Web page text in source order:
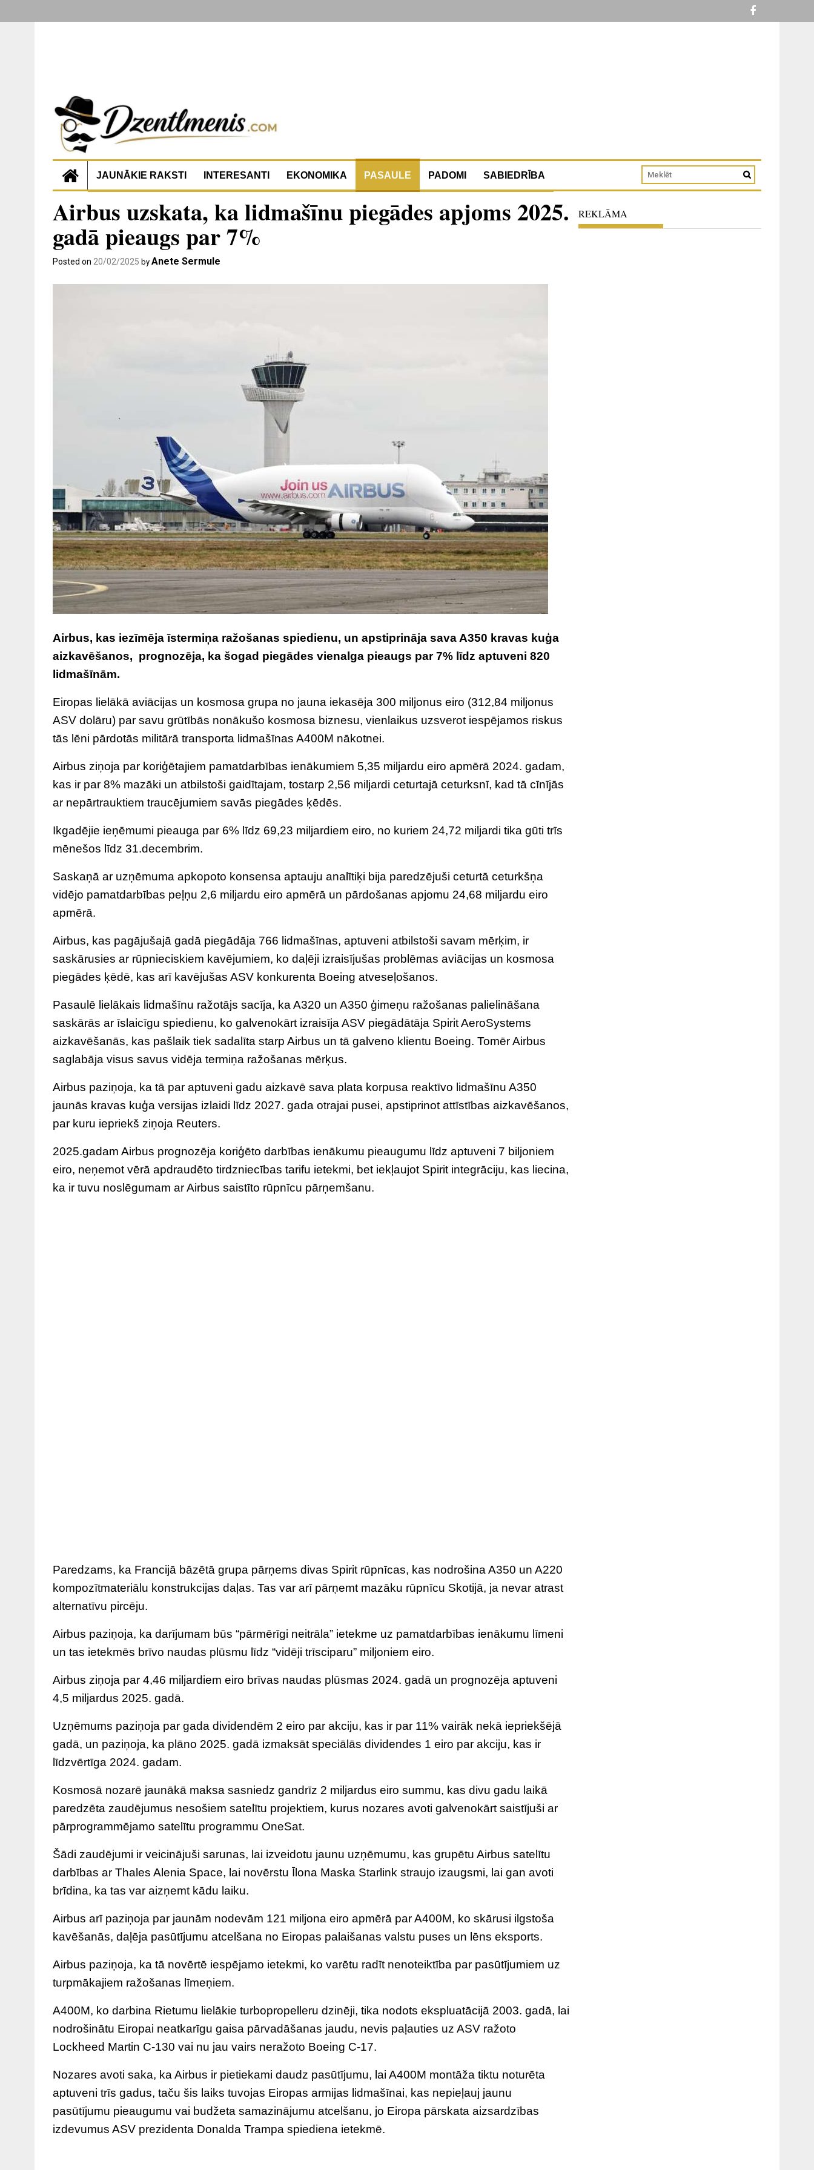
JAUNĀKIE RAKSTI INTERESANTI EKONOMIKA PASAULE PADOMI SABIEDRĪBA
Airbus uzskata, ka lidmašīnu piegādes apjoms 2025.
gadā pieaugs par 7%
Posted on 20/02/2025 by Anete Sermule
Airbus, kas iezīmēja īstermiņa ražošanas spiedienu, un apstiprināja sava A350 kravas kuģa
aizkavēšanos, prognozēja, ka šogad piegādes vienalga pieaugs par 7% līdz aptuveni 820
lidmašīnām.
Eiropas lielākā aviācijas un kosmosa grupa no jauna iekasēja 300 miljonus eiro (312,84 miljonus
ASV dolāru) par savu grūtībās nonākušo kosmosa biznesu, vienlaikus uzsverot iespējamos riskus
tās lēni pārdotās militārā transporta lidmašīnas A400M nākotnei.
Airbus ziņoja par koriģētajiem pamatdarbības ienākumiem 5,35 miljardu eiro apmērā 2024. gadam,
kas ir par 8% mazāki un atbilstoši gaidītajam, tostarp 2,56 miljardi ceturtajā ceturksnī, kad tā cīnījās
ar nepārtrauktiem traucējumiem savās piegādes ķēdēs.
Ikgadējie ieņēmumi pieauga par 6% līdz 69,23 miljardiem eiro, no kuriem 24,72 miljardi tika gūti trīs
mēnešos līdz 31.decembrim.
Saskaņā ar uzņēmuma apkopoto konsensa aptauju analītiķi bija paredzējuši ceturtā ceturkšņa
vidējo pamatdarbības peļņu 2,6 miljardu eiro apmērā un pārdošanas apjomu 24,68 miljardu eiro
apmērā.
Airbus, kas pagājušajā gadā piegādāja 766 lidmašīnas, aptuveni atbilstoši savam mērķim, ir
saskārusies ar rūpnieciskiem kavējumiem, ko daļēji izraisījušas problēmas aviācijas un kosmosa
piegādes ķēdē, kas arī kavējušas ASV konkurenta Boeing atveseļošanos.
Pasaulē lielākais lidmašīnu ražotājs sacīja, ka A320 un A350 ģimeņu ražošanas palielināšana
saskārās ar īslaicīgu spiedienu, ko galvenokārt izraisīja ASV piegādātāja Spirit AeroSystems
aizkavēšanās, kas pašlaik tiek sadalīta starp Airbus un tā galveno klientu Boeing. Tomēr Airbus
saglabāja visus savus vidēja termiņa ražošanas mērķus.
Airbus paziņoja, ka tā par aptuveni gadu aizkavē sava plata korpusa reaktīvo lidmašīnu A350
jaunās kravas kuģa versijas izlaidi līdz 2027. gada otrajai pusei, apstiprinot attīstības aizkavēšanos,
par kuru iepriekš ziņoja Reuters.
2025.gadam Airbus prognozēja koriģēto darbības ienākumu pieaugumu līdz aptuveni 7 biljoniem
eiro, neņemot vērā apdraudēto tirdzniecības tarifu ietekmi, bet iekļaujot Spirit integrāciju, kas liecina,
ka ir tuvu noslēgumam ar Airbus saistīto rūpnīcu pārņemšanu.
Paredzams, ka Francijā bāzētā grupa pārņems divas Spirit rūpnīcas, kas nodrošina A350 un A220
kompozītmateriālu konstrukcijas daļas. Tas var arī pārņemt mazāku rūpnīcu Skotijā, ja nevar atrast
alternatīvu pircēju.
Airbus paziņoja, ka darījumam būs “pārmērīgi neitrāla” ietekme uz pamatdarbības ienākumu līmeni
un tas ietekmēs brīvo naudas plūsmu līdz “vidēji trīsciparu” miljoniem eiro.
Airbus ziņoja par 4,46 miljardiem eiro brīvas naudas plūsmas 2024. gadā un prognozēja aptuveni
4,5 miljardus 2025. gadā.
Uzņēmums paziņoja par gada dividendēm 2 eiro par akciju, kas ir par 11% vairāk nekā iepriekšējā
gadā, un paziņoja, ka plāno 2025. gadā izmaksāt speciālās dividendes 1 eiro par akciju, kas ir
līdzvērtīga 2024. gadam.
Kosmosā nozarē jaunākā maksa sasniedz gandrīz 2 miljardus eiro summu, kas divu gadu laikā
paredzēta zaudējumus nesošiem satelītu projektiem, kurus nozares avoti galvenokārt saistījuši ar
pārprogrammējamo satelītu programmu OneSat.
Šādi zaudējumi ir veicinājuši sarunas, lai izveidotu jaunu uzņēmumu, kas grupētu Airbus satelītu
darbības ar Thales Alenia Space, lai novērstu Īlona Maska Starlink straujo izaugsmi, lai gan avoti
brīdina, ka tas var aizņemt kādu laiku.
Airbus arī paziņoja par jaunām nodevām 121 miljona eiro apmērā par A400M, ko skārusi ilgstoša
kavēšanās, daļēja pasūtījumu atcelšana no Eiropas palaišanas valstu puses un lēns eksports.
Airbus paziņoja, ka tā novērtē iespējamo ietekmi, ko varētu radīt nenoteiktība par pasūtījumiem uz
turpmākajiem ražošanas līmeņiem.
A400M, ko darbina Rietumu lielākie turbopropelleru dzinēji, tika nodots ekspluatācijā 2003. gadā, lai
nodrošinātu Eiropai neatkarīgu gaisa pārvadāšanas jaudu, nevis paļauties uz ASV ražoto
Lockheed Martin C-130 vai nu jau vairs neražoto Boeing C-17.
Nozares avoti saka, ka Airbus ir pietiekami daudz pasūtījumu, lai A400M montāža tiktu noturēta
aptuveni trīs gadus, taču šis laiks tuvojas Eiropas armijas lidmašīnai, kas nepieļauj jaunu
pasūtījumu pieaugumu vai budžeta samazinājumu atcelšanu, jo Eiropa pārskata aizsardzības
izdevumus ASV prezidenta Donalda Trampa spiediena ietekmē.
REKLĀMA